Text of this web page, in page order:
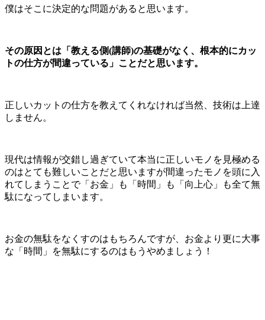
僕はそこに決定的な問題があると思います。
その原因とは「教える側(講師)の基礎がなく、根本的にカッ
トの仕方が間違っている」ことだと思います。
正しいカットの仕方を教えてくれなければ当然、技術は上達
しません。
現代は情報が交錯し過ぎていて本当に正しいモノを見極める
のはとても難しいことだと思いますが間違ったモノを頭に入
れてしまうことで「お金」も「時間」も「向上心」も全て無
駄になってしまいます。
お金の無駄をなくすのはもちろんですが、お金より更に大事
な「時間」を無駄にするのはもうやめましょう！